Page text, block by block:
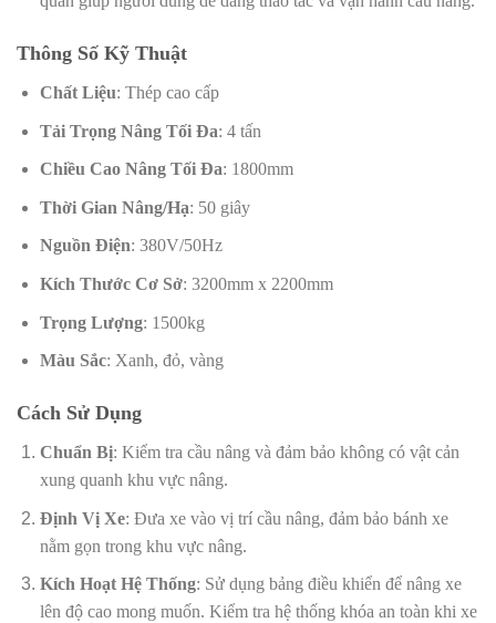
Thông Số Kỹ Thuật
Chất Liệu: Thép cao cấp
Tải Trọng Nâng Tối Đa: 4 tấn
Chiều Cao Nâng Tối Đa: 1800mm
Thời Gian Nâng/Hạ: 50 giây
Nguồn Điện: 380V/50Hz
Kích Thước Cơ Sở: 3200mm x 2200mm
Trọng Lượng: 1500kg
Màu Sắc: Xanh, đỏ, vàng
Cách Sử Dụng
Chuẩn Bị: Kiểm tra cầu nâng và đảm bảo không có vật cản
xung quanh khu vực nâng.
Định Vị Xe: Đưa xe vào vị trí cầu nâng, đảm bảo bánh xe
nằm gọn trong khu vực nâng.
Kích Hoạt Hệ Thống: Sử dụng bảng điều khiển để nâng xe
lên độ cao mong muốn. Kiểm tra hệ thống khóa an toàn khi xe